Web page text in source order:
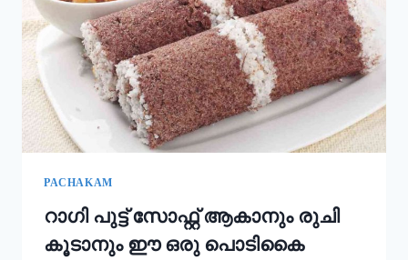
എളുപ്പം
ഉണ്ടാക്കാം!
|
KERALA
TRADITIONAL
STYLE
ACHAPPAM
RECIPE
PACHAKAM
റാഗി പുട്ട് സോഫ്റ്റ് ആകാനും രുചി
കൂടാനും ഈ ഒരു പൊടികൈ